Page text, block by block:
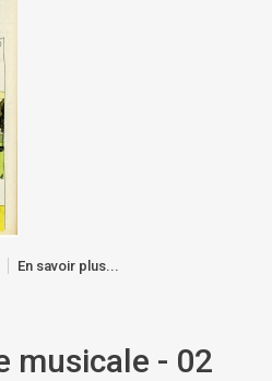
En savoir plus...
musicale - 02